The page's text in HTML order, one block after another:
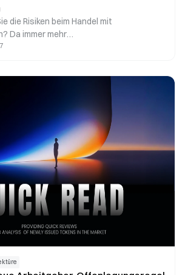
die Risiken beim Handel mit
Da immer mehr
erfolgreich sind, nehmen auch die